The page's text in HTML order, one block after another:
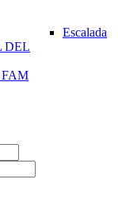
Escalada
DEL